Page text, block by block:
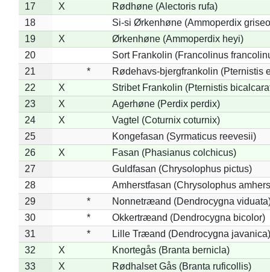
17
X
Rødhøne (Alectoris rufa)
18
Si-si Ørkenhøne (Ammoperdix
19
X
Ørkenhøne (Ammoperdix heyi)
20
Sort Frankolin (Francolinus
21
*
Rødehavs-bjergfrankolin (Pternistis
22
X
Stribet Frankolin (Pternistis
23
X
Agerhøne (Perdix perdix)
24
X
Vagtel (Coturnix coturnix)
25
Kongefasan (Syrmaticus reevesii)
26
X
Fasan (Phasianus colchicus)
27
Guldfasan (Chrysolophus pictus)
28
Amherstfasan (Chrysolophus
29
*
Nonnetræand (Dendrocygna
30
*
Okkertræand (Dendrocygna bicolor)
31
*
Lille Træand (Dendrocygna javanica)
32
X
Knortegås (Branta bernicla)
33
X
Rødhalset Gås (Branta ruficollis)